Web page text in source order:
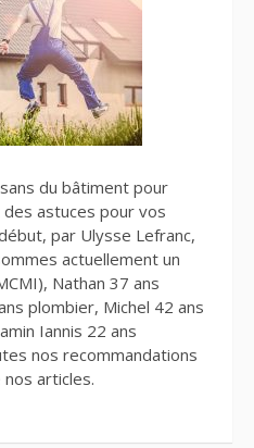
du bâtiment pour
astuces pour vos
par Ulysse Lefranc,
actuellement un
Nathan 37 ans
plombier, Michel 42 ans
Iannis 22 ans
nos recommandations
articles.